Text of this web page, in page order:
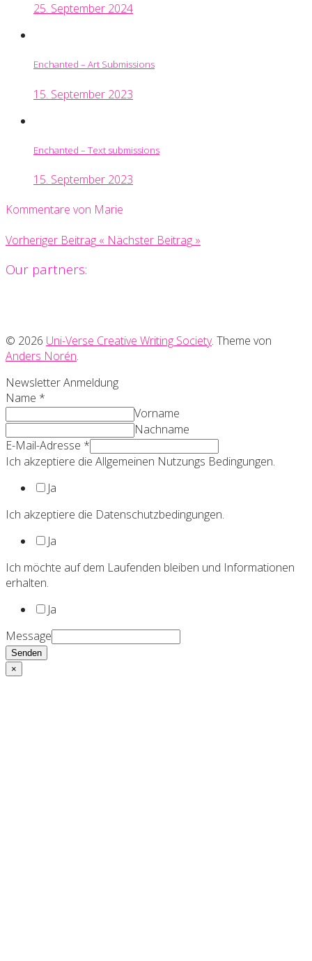
25. September 2024
Enchanted – Art Submissions
15. September 2023
Enchanted – Text submissions
15. September 2023
Kommentare von Marie
Vorheriger Beitrag « Nächster Beitrag »
Our partners:
© 2026 Uni-Verse Creative Writing Society. Theme von
Anders Norén.
Newsletter Anmeldung
Name *
Vorname
Nachname
E-Mail-Adresse *
Ich akzeptiere die Allgemeinen Nutzungs Bedingungen.
Ja
Ich akzeptiere die Datenschutzbedingungen.
Ja
Ich möchte auf dem Laufenden bleiben und Informationen
erhalten.
Ja
Message
Senden
×